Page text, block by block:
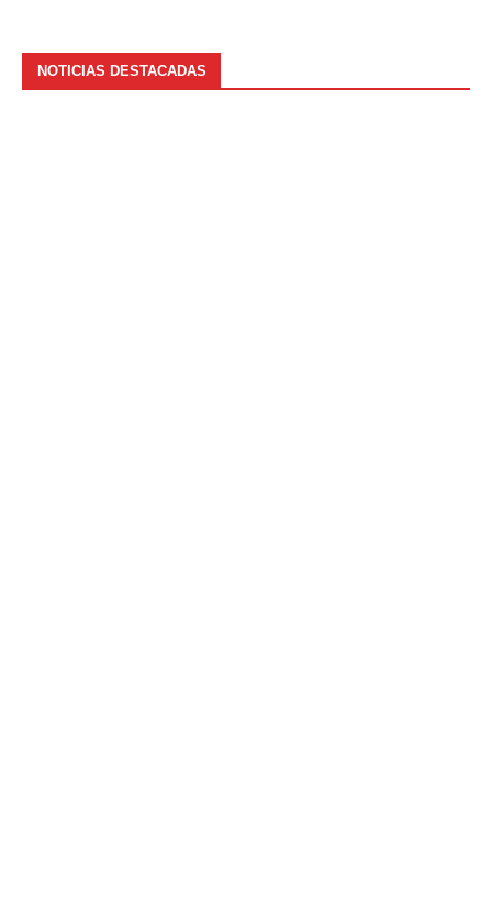
NOTICIAS DESTACADAS